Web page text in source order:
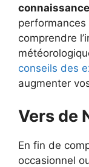
comprendre
conseils des
augmenter
Vers de
En fin de
occasionnel